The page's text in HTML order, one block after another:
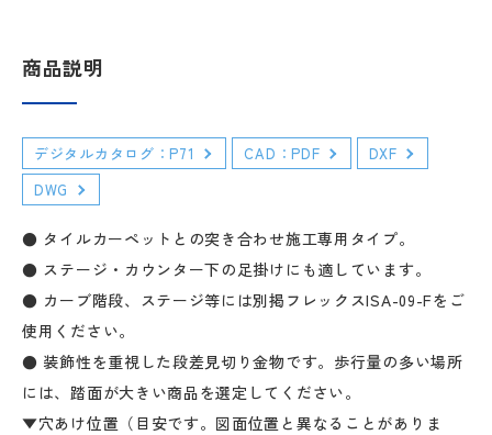
商品説明
デジタルカタログ：P71 CAD：PDF
DXF
DWG
● タイルカーペットとの突き合わせ施工専用タイプ。
● ステージ・カウンター下の足掛けにも適しています。
● カーブ階段、ステージ等には別掲フレックスISA-09-Fをご
使用ください。
● 装飾性を重視した段差見切り金物です。歩行量の多い場所
には、踏面が大きい商品を選定してください。
▼穴あけ位置（目安です。図面位置と異なることがありま